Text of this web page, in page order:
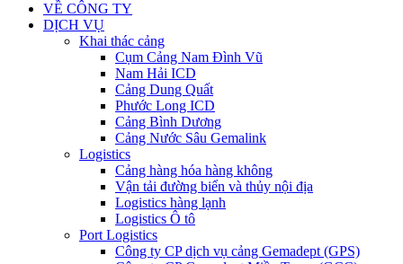
VỀ CÔNG TY
DỊCH VỤ
Khai thác cảng
Cụm Cảng Nam Đình Vũ
Nam Hải ICD
Cảng Dung Quất
Phước Long ICD
Cảng Bình Dương
Cảng Nước Sâu Gemalink
Logistics
Cảng hàng hóa hàng không
Vận tải đường biển và thủy nội địa
Logistics hàng lạnh
Logistics Ô tô
Port Logistics
Công ty CP dịch vụ cảng Gemadept (GPS)